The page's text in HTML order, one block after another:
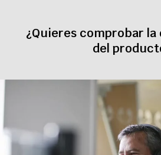
¿Quieres comprobar
del